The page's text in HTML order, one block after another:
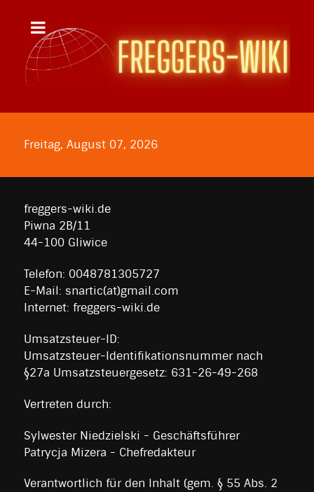
Freitag, August 07, 2026
freggers-wiki.de
Piwna 2B/11
44-100 Gliwice
Telefon: 0048781305727
E-Mail: snartic(at)gmail.com
Internet: freggers-wiki.de
Umsatzsteuer-ID:
Umsatzsteuer-Identifikationsnummer nach
§27a Umsatzsteuergesetz: 631-26-49-268
Vertreten durch:
Sylwester Niedzielski - Geschäftsführer
Patrycja Mizera - Chefredakteur
Verantwortlich für den Inhalt (gem. § 55 Abs. 2